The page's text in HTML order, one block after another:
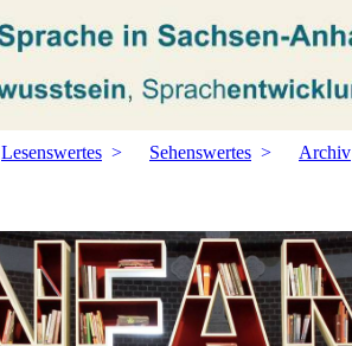
Lesenswertes Sehenswertes Archiv